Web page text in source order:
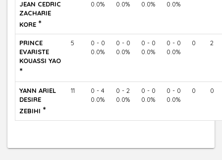
JEAN CEDRIC
ZACHARIE
KORE *
0.0%
0.0%
0.0%
0.0%
PRINCE
EVARISTE
KOUASSI YAO
*
5
0 - 0
0.0%
0 - 0
0.0%
0 - 0
0.0%
0 - 0
0.0%
0 2
YANN ARIEL
DESIRE
ZEBIHI *
11
0 - 4
0.0%
0 - 2
0.0%
0 - 0
0.0%
0 - 0
0.0%
0 0